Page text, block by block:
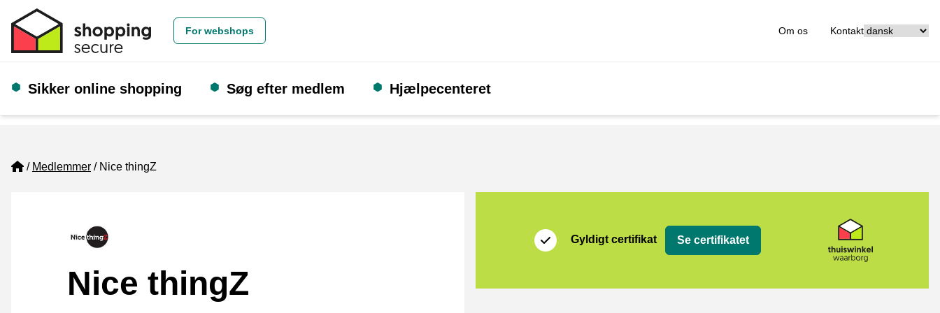
For webshops Om os Kontakt
Sikker online shopping Søg efter medlem Hjælpecenteret
Home
Medlemmer Nice thingZ
Nice thingZ
Gyldigt certifikat Se certifikatet